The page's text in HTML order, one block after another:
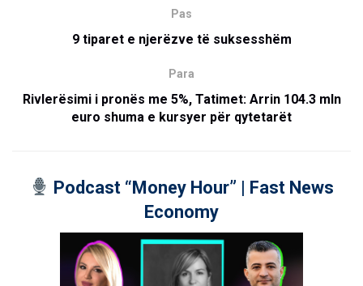
Pas
9 tiparet e njerëzve të suksesshëm
Para
Rivlerësimi i pronës me 5%, Tatimet: Arrin 104.3 mln
euro shuma e kursyer për qytetarët
Podcast “Money Hour” | Fast News
Economy